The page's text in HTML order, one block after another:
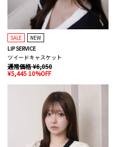
SALE NEW
LIP SERVICE
ツイードキャスケット
通常価格 ¥6,050
¥5,445 10%OFF